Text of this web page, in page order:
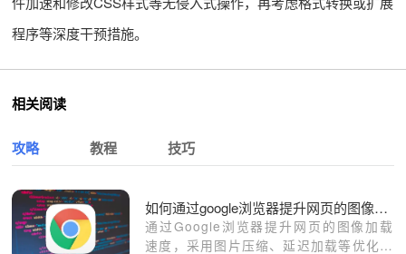
程序等深度干预措施。
相关阅读
攻略 教程 技巧
如何通过google浏览器提升网页的图像加载速度
通过Google浏览器提升网页的图像加载
速度，采用图片压缩、延迟加载等优化方